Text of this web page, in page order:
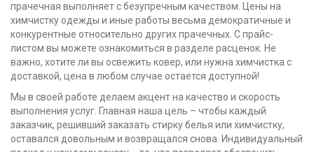
прачечная выполняет с безупречным качеством. Цены на
химчистку одежды и иные работы весьма демократичные и
конкурентные относительно других прачечных. С прайс-
листом вы можете ознакомиться в разделе расценок. Не
важно, хотите ли вы освежить ковер, или нужна химчистка с
доставкой, цена в любом случае остается доступной!
Мы в своей работе делаем акцент на качество и скорость
выполнения услуг. Главная наша цель – чтобы каждый
заказчик, решивший заказать стирку белья или химчистку,
оставался довольным и возвращался снова. Индивидуальный